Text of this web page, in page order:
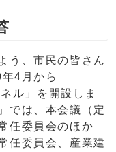
う、市民の皆さん
4月から
ル」を開設しま
では、本会議（定
任委員会のほか
任委員会、産業建